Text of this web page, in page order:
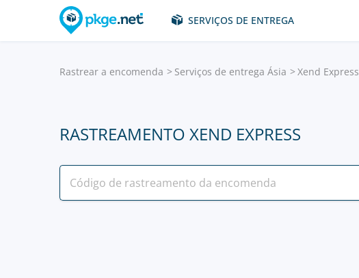
SERVIÇOS DE ENTREGA
Rastrear a encomenda Serviços de entrega Ásia Xend Express
RASTREAMENTO XEND EXPRESS